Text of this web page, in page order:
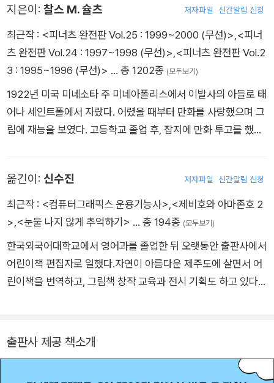
에 올린 정교한 채색으로 어린이 누구라도 쉽게 접할 수 있다. 이
제 귀여운 강아지 스누피가 아니라, 못 하는 게 없고 엉뚱한 속마
음으로 동네 어린이들을 놀라게 하는 그 악동 같은 매력을 직접
느껴 볼 수 있다.
지은이: 찰스 M. 슐츠 저자파일 신간알림 신청
최근작 : <피너츠 완전판 Vol.25 : 1999~2000 (무선)> <피너
츠 완전판 Vol.24 : 1997~1998 (무선)> <피너츠 완전판 Vol.2
3 : 1995~1996 (무선)> … 총 1202종 (모두보기)
1922년 미국 미네소타 주 미네아폴리스에서 이발사의 아들로 태
어나 세인트폴에서 자랐다. 어렸을 때부터 만화를 사랑했으며 그
림에 재능을 보였다. 고등학교 졸업 후, 잡지에 만화 투고를 했지
구들』을 지역 신문에 싣게 된다. 그러고 나서 유니이티드 피처 신
디케이트를 통해 1950년 10월 2일부터 『피너츠』를 연재한다. 1
950년부터 2000년까지 50년 동안 이어진 『피너츠』 연재는 만
국, 21개 언어로 소개되어 3억 5천만 명의 독자가 『피너츠』의 캐
릭터들과 함께했다. 그 대장정은 슐츠가 대장암으로 세상을 떠난
다음 날인 2000년 2월 13일에 마지막 회가 발표되며 막을 내렸
옮긴이: 신수진 저자파일 신간알림 신청
최근작 : <컴퓨터그래픽스 운용기능사> <제비호와 아마존호 2
> <눈물 나지 않게 추억하기> … 총 194종 (모두보기)
한국외국어대학교에서 영어과를 졸업한 뒤 오랫동안 출판사에서
어린이책 편집자로 일했다.자연이 아름다운 제주도에 살면서 어
린이책을 번역하고, 그림책 창작 교육과 전시 기획도 하고 있다.
『비나가 어디 갔지?』, 『그럴 기분이 아니야!』 등이 있다.
출판사 제공 책소개